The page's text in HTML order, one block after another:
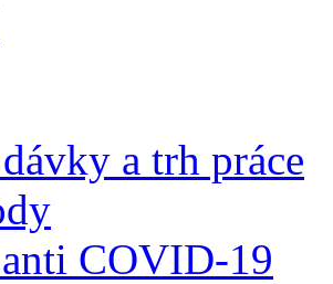
a trh práce
COVID-19